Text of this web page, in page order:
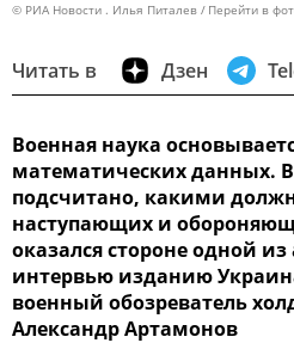
© РИА Новости . Илья Питалев Перейти в
Читать в Дзен
Военная наука
математических данных.
подсчитано, какими
наступающих и
оказался стороне одной
интервью изданию
военный обозреватель
Александр Артамонов